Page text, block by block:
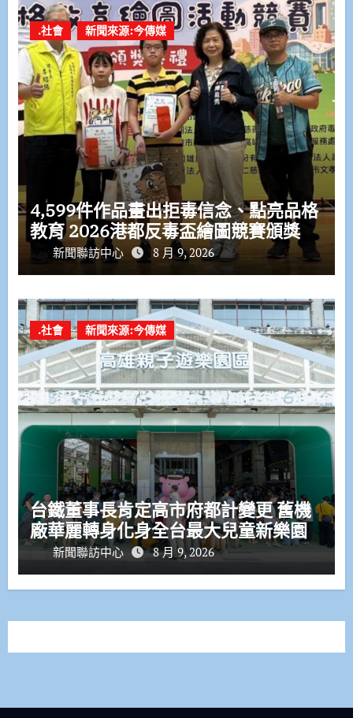
.社會 新聞來源:今傳媒
4,599件作品畫出拒毒信念、點亮品格
教育 2026港都反毒盃繪圖競賽頒獎
新聞聯訪中心 8 月 9, 2026
.社會 新聞來源:今傳媒
台鐵董事長肯定高市府都計變更 舊機
廠華麗轉身化身全台最大兒童新樂園
新聞聯訪中心 8 月 9, 2026